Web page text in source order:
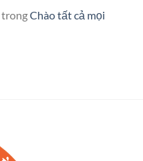
trongChào tất cả mọi